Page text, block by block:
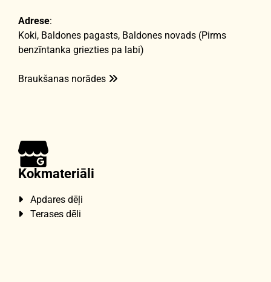
Adrese:
Koki, Baldones pagasts, Baldones novads (Pirms
benzīntanka griezties pa labi)
Braukšanas norādes 
Kokmateriāli
 Apdares dēļi
 Terases dēļi